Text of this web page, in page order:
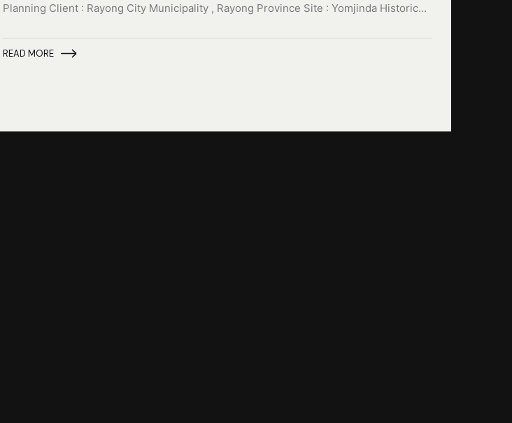
Planning Client : Rayong City Municipality , Rayong Province Site : Yomjinda Historic…
READ MORE